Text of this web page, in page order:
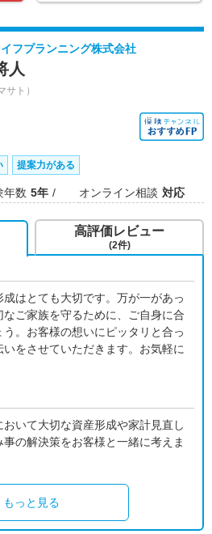
フプランニング株式会社
人
サト）
提案力がある
年数 5年 オンライン相談 対応
はとても大切です。万が一があっ
ご家族を守るために、ご自身に合
。お客様の想いにピッタリと合っ
をさせていただきます。お気軽に
いて大切な資産形成や家計見直し
の解決策をお客様と一緒に考えま
もっと見る
高評価レビュー
(2件)